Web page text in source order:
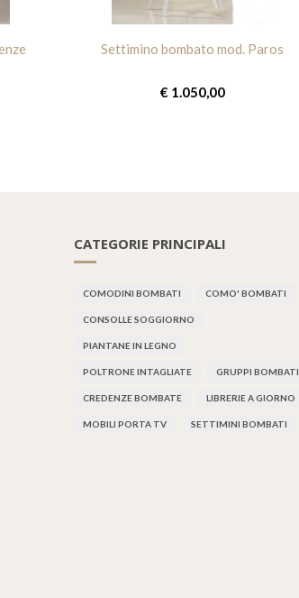
Settimino bombato mod. Paros
€ 1.050,00
CATEGORIE PRINCIPALI
COMODINI BOMBATI COMO' BOMBATI
CONSOLLE SOGGIORNO
PIANTANE IN LEGNO
POLTRONE INTAGLIATE GRUPPI BOMBATI
CREDENZE BOMBATE LIBRERIE A GIORNO
MOBILI PORTA TV SETTIMINI BOMBATI